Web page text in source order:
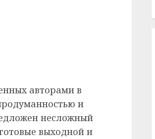
авторами в
и
несложный
выходной и